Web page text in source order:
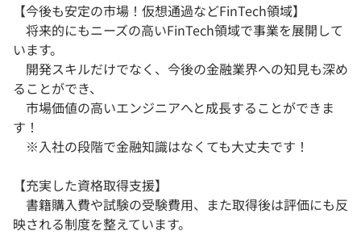
【今後も安定の市場！仮想通過などFinTech領域】
将来的にもニーズの高いFinTech領域で事業を展開して
います。
開発スキルだけでなく、今後の金融業界への知見も深め
ることができ、
市場価値の高いエンジニアへと成長することができま
す！
※入社の段階で金融知識はなくても大丈夫です！
【充実した資格取得支援】
書籍購入費や試験の受験費用、また取得後は評価にも反
映される制度を整えています。